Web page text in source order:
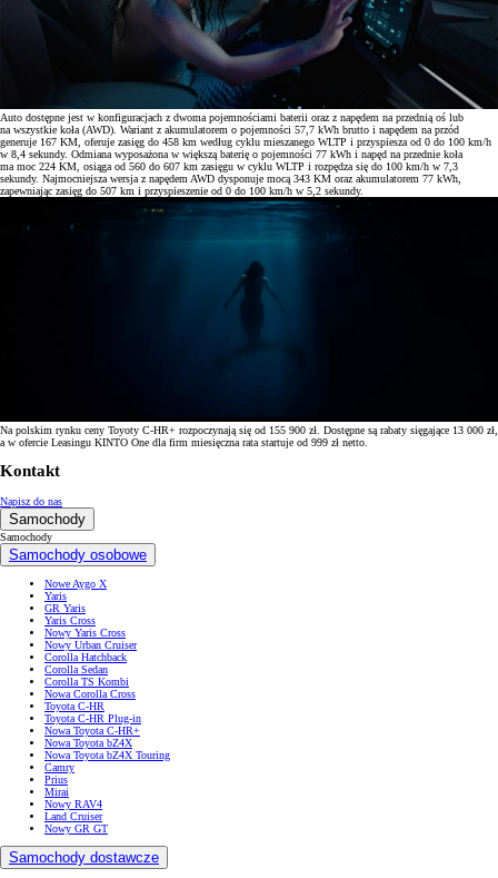
Auto dostępne jest w konfiguracjach z dwoma pojemnościami baterii oraz z napędem na przednią oś lub
na wszystkie koła (AWD). Wariant z akumulatorem o pojemności 57,7 kWh brutto i napędem na przód
generuje 167 KM, oferuje zasięg do 458 km według cyklu mieszanego WLTP i przyspiesza od 0 do 100 km/h
w 8,4 sekundy. Odmiana wyposażona w większą baterię o pojemności 77 kWh i napęd na przednie koła
ma moc 224 KM, osiąga od 560 do 607 km zasięgu w cyklu WLTP i rozpędza się do 100 km/h w 7,3
sekundy. Najmocniejsza wersja z napędem AWD dysponuje mocą 343 KM oraz akumulatorem 77 kWh,
zapewniając zasięg do 507 km i przyspieszenie od 0 do 100 km/h w 5,2 sekundy.
Na polskim rynku ceny Toyoty C-HR+ rozpoczynają się od 155 900 zł. Dostępne są rabaty sięgające 13 000 zł,
a w ofercie Leasingu KINTO One dla firm miesięczna rata startuje od 999 zł netto.
Kontakt
Napisz do nas
Samochody
Samochody
Samochody osobowe
Nowe Aygo X
Yaris
GR Yaris
Yaris Cross
Nowy Yaris Cross
Nowy Urban Cruiser
Corolla Hatchback
Corolla Sedan
Corolla TS Kombi
Nowa Corolla Cross
Toyota C-HR
Toyota C-HR Plug-in
Nowa Toyota C-HR+
Nowa Toyota bZ4X
Nowa Toyota bZ4X Touring
Camry
Prius
Mirai
Nowy RAV4
Land Cruiser
Nowy GR GT
Samochody dostawcze